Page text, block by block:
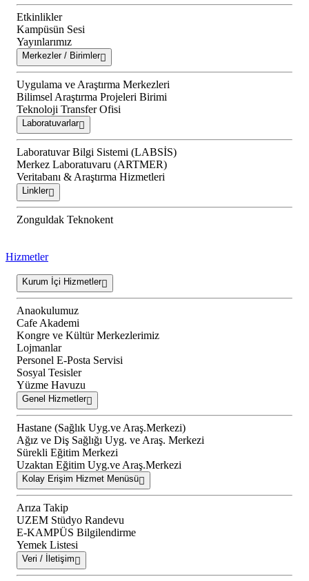
Etkinlikler
Kampüsün Sesi
Yayınlarımız
Merkezler / Birimler
Uygulama ve Araştırma Merkezleri
Bilimsel Araştırma Projeleri Birimi
Teknoloji Transfer Ofisi
Laboratuvarlar
Laboratuvar Bilgi Sistemi (LABSİS)
Merkez Laboratuvaru (ARTMER)
Veritabanı & Araştırma Hizmetleri
Linkler
Zonguldak Teknokent
Hizmetler
Kurum İçi Hizmetler
Anaokulumuz
Cafe Akademi
Kongre ve Kültür Merkezlerimiz
Lojmanlar
Personel E-Posta Servisi
Sosyal Tesisler
Yüzme Havuzu
Genel Hizmetler
Hastane (Sağlık Uyg.ve Araş.Merkezi)
Ağız ve Diş Sağlığı Uyg. ve Araş. Merkezi
Sürekli Eğitim Merkezi
Uzaktan Eğitim Uyg.ve Araş.Merkezi
Kolay Erişim Hizmet Menüsü
Arıza Takip
UZEM Stüdyo Randevu
E-KAMPÜS Bilgilendirme
Yemek Listesi
Veri / İletişim